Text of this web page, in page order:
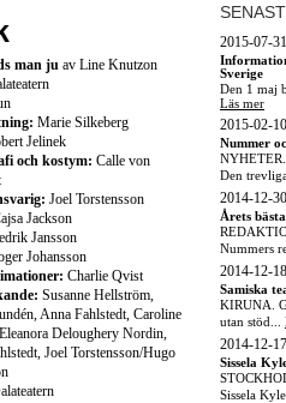
man ju av Line Knutzon
Marie Silkeberg
Jelinek
och kostym: Calle von
Joel Torstensson
Jackson
Jansson
Johansson
Charlie Qvist
Susanne Hellström,
Anna Fahlstedt, Caroline
Deloughery Nordin,
Joel Torstensson/Hugo
2015-07-31
Sverige
Den 1 maj
Läs mer
2015-02-10
Nummer
Den
2014-12-30
Årets
Nummers
2014-12-18
Samiska
KIRUNA.
utan stöd...
2014-12-17
Sissela
Sissela